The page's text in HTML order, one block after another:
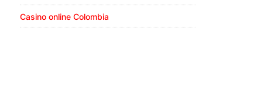
Casino online Colombia